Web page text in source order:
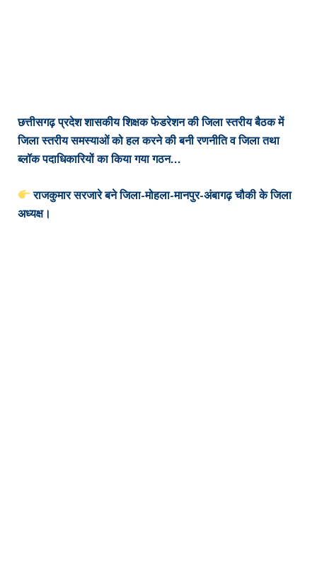
छत्तीसगढ़ प्रदेश शासकीय शिक्षक फेडरेशन की जिला स्तरीय बैठक में
जिला स्तरीय समस्याओं को हल करने की बनी रणनीति व जिला तथा
ब्लॉक पदाधिकारियों का किया गया गठन…
राजकुमार सरजारे बने जिला-मोहला-मानपुर-अंबागढ़ चौकी के जिला
अध्यक्ष।